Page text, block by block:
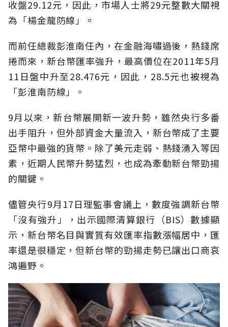
收盤29.12元，因此，市場人士將29元整數大關視
為「楊金龍防線」。
而前任總裁彭淮南任內，在金融海嘯過後，熱錢席
捲而來，新台幣匯率強升，最高價位在2011年5月
11日盤中升至28.476元，因此，28.5元也被視為
「彭淮南防線」。
9月以來，新台幣展開新一波升勢，雖然央行多番
出手阻升，但外部資金大量流入，新台幣成了主要
亞幣中最強的貨幣。除了美元走弱、熱錢湧入等因
素，近期人民幣升勢猛烈，也成為牽動新台幣勁揚
的關鍵。
儘管央行9月17日理監事會議上，數度強調新台幣
「沒有強升」，出示國際清算銀行（BIS）數據顯
示，新台幣名目與實質有效匯率指數漲幅居中，匯
率還是很穩定，但新台幣的勁揚走勢已讓出口商哀
鴻遍野。